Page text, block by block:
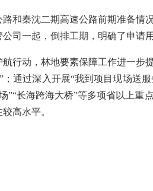
秦沈二期高速公路前期准备情
司一起，倒排工期，明确了申请
行动，林地要素保障工作进一步
通过深入开展“我到项目现场送
长海跨海大桥”等多项省以上
高水平。